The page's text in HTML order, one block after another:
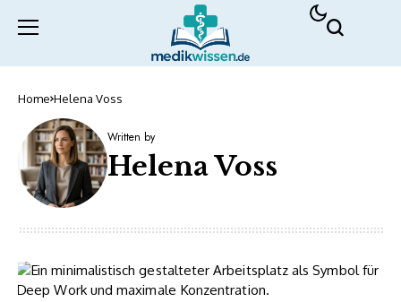
Home Helena Voss
Written by
Helena Voss